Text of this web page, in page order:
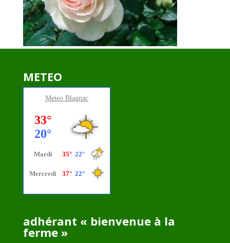
METEO
Meteo Blagnac
adhérant « bienvenue à la
ferme »